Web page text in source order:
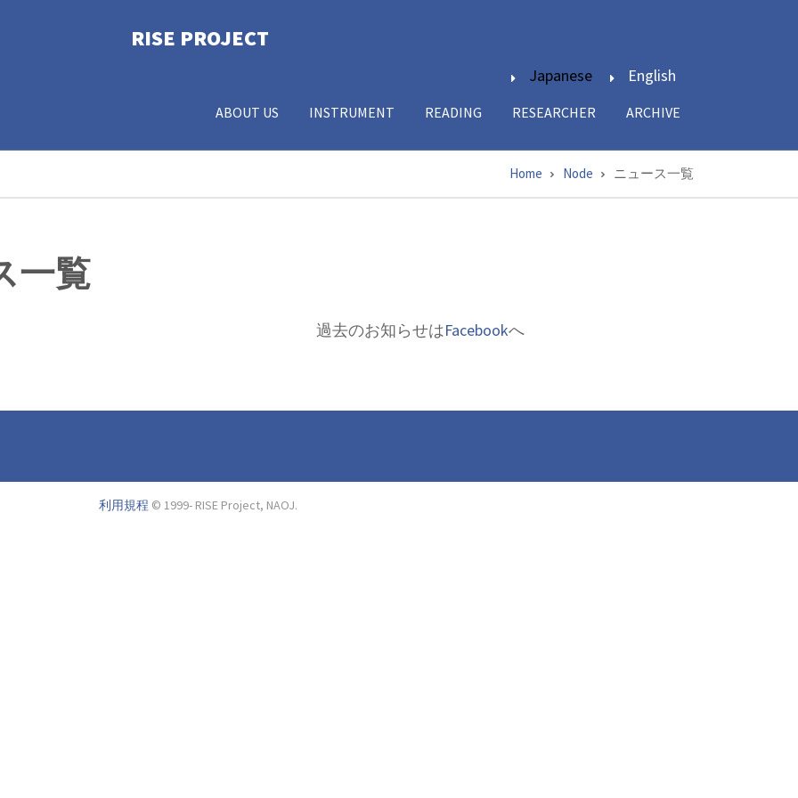
RISE PROJECT­
Japanese English
ABOUT US INSTRUMENT READING RESEARCHER ARCHIVE
Home Node ニュース一覧
一覧
過去のお知らせはFacebookへ
利用規程 © 1999- RISE Project, NAOJ.